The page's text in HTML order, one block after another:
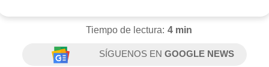
Tiempo de lectura: 4 min
SÍGUENOS ENGOOGLE NEWS